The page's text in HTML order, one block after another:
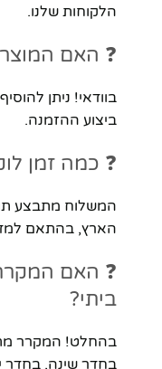
הלקוחות שלנו.
❓ האם
בוודאי! ניתן
ביצוע ההזמנה.
❓ כמה זמן
הארץ, בהתאם
❓ האם
ביתי?
בהחלט! המקרר
בחדר שינה, בחדר